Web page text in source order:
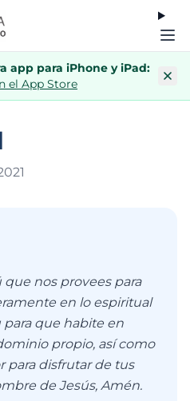
app para iPhone y iPad:
el App Store
1
nos provees para
en lo espiritual
que habite en
propio, así como
para disfrutar de tus
de Jesús, Amén.